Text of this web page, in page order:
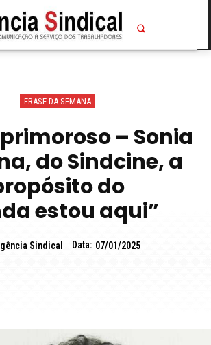
FRASE DA SEMANA
– Sonia
do Sindcine, a
do
estou aqui”
Sindical Data: 07/01/2025